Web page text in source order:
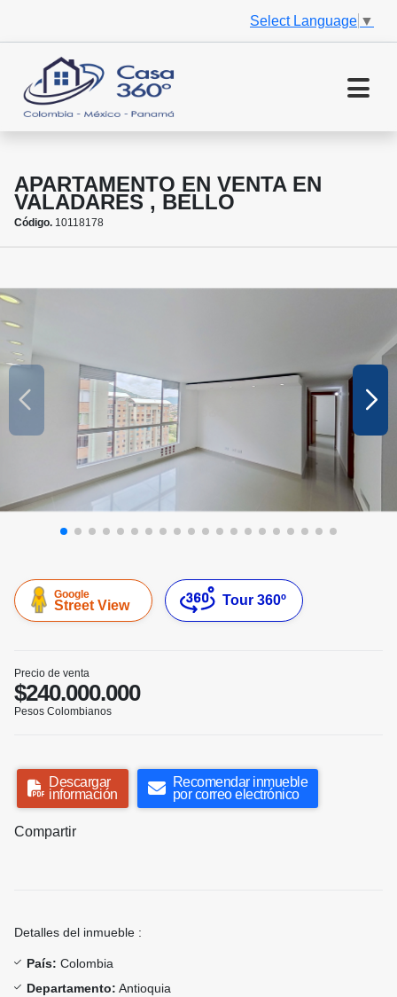
Select Language ▼
APARTAMENTO EN VENTA EN
VALADARES , BELLO
Código. 10118178
Google
Street View Tour 360º
Precio de venta
$240.000.000
Pesos Colombianos
Descargar
información
Recomendar inmueble
por correo electrónico
Compartir
Detalles del inmueble :
País: Colombia
Departamento: Antioquia